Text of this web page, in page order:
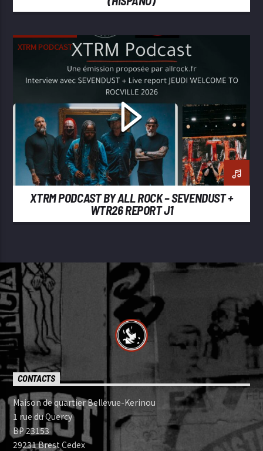
XTRM PODCAST
XTRM PODCAST BY ALL ROCK – SEVENDUST +
WTR26 REPORT J1
CONTACTS
Maison de quartier Bellevue-Kerinou
1 rue du Quercy
BP 23153
29231 Brest Cedex